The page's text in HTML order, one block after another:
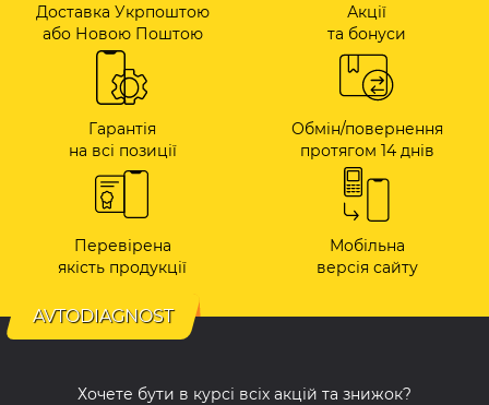
Доставка Укрпоштою
або Новою Поштою
Акції
та бонуси
Гарантія
на всі позиції
Обмін/повернення
протягом 14 днів
Перевірена
якість продукції
Мобільна
версія сайту
AVTODIAGNOST
Хочете бути в курсі всіх акцій та знижок?